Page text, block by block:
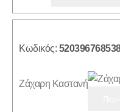
Κωδικός:
Ζάχαρη Καστανή